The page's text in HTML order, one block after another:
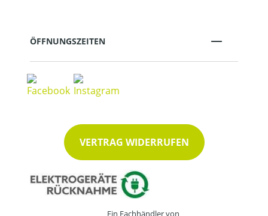
ÖFFNUNGSZEITEN
VERTRAG WIDERRUFEN
Ein Fachhändler von